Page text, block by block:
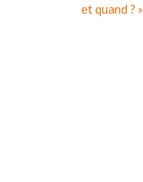
et quand ? »